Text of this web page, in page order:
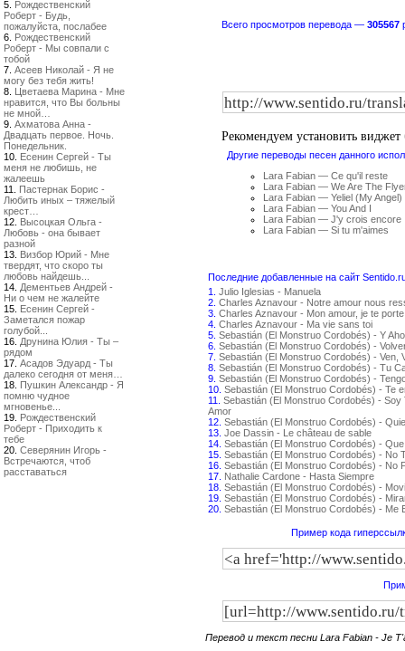
5. Рождественский
Роберт - Будь,
пожалуйста, послабее
6. Рождественский
Роберт - Мы совпали с
тобой
7. Асеев Николай - Я не
могу без тебя жить!
8. Цветаева Марина - Мне
нравится, что Вы больны
не мной…
9. Ахматова Анна -
Двадцать первое. Ночь.
Понедельник.
10. Есенин Сергей - Ты
меня не любишь, не
жалеешь
11. Пастернак Борис -
Любить иных – тяжелый
крест…
12. Высоцкая Ольга -
Любовь - она бывает
разной
13. Визбор Юрий - Мне
твердят, что скоро ты
любовь найдешь...
14. Дементьев Андрей -
Ни о чем не жалейте
15. Есенин Сергей -
Заметался пожар
голубой...
16. Друнина Юлия - Ты –
рядом
17. Асадов Эдуард - Ты
далеко сегодня от меня…
18. Пушкин Александр - Я
помню чудное
мгновенье...
19. Рождественский
Роберт - Приходить к
тебе
20. Северянин Игорь -
Встречаются, чтоб
расставаться
Всего просмотров перевода —305567
Рекомендуем установить виджет
Другие переводы песен данного
Lara Fabian — Ce qu'il reste
Lara Fabian — We Are The
Lara Fabian — Yeliel (My Angel)
Lara Fabian — You And I
Lara Fabian — J'y crois encore
Lara Fabian — Si tu m'aimes
Последние добавленные на сайт
1. Julio Iglesias - Manuela
2. Charles Aznavour - Notre amour nous
3. Charles Aznavour - Mon amour, je te
4. Charles Aznavour - Ma vie sans toi
5. Sebastián (El Monstruo Cordobés) - Y
6. Sebastián (El Monstruo Cordobés) -
7. Sebastián (El Monstruo Cordobés) - Ven,
8. Sebastián (El Monstruo Cordobés) - Tu
9. Sebastián (El Monstruo Cordobés) -
10. Sebastián (El Monstruo Cordobés) - Te
11. Sebastián (El Monstruo Cordobés) - Soy
Amor
12. Sebastián (El Monstruo Cordobés) -
13. Joe Dassin - Le château de sable
14. Sebastián (El Monstruo Cordobés) -
15. Sebastián (El Monstruo Cordobés) - No
16. Sebastián (El Monstruo Cordobés) - No
17. Nathalie Cardone - Hasta Siempre
18. Sebastián (El Monstruo Cordobés) -
19. Sebastián (El Monstruo Cordobés) -
20. Sebastián (El Monstruo Cordobés) - Me
Пример кода
Перевод и текст песни Lara Fabian - Je